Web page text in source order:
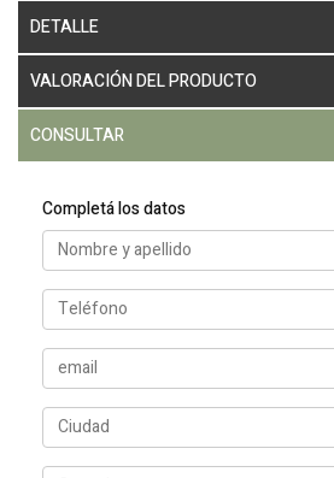
DETALLE
VALORACIÓN DEL PRODUCTO
CONSULTAR
Completá los datos